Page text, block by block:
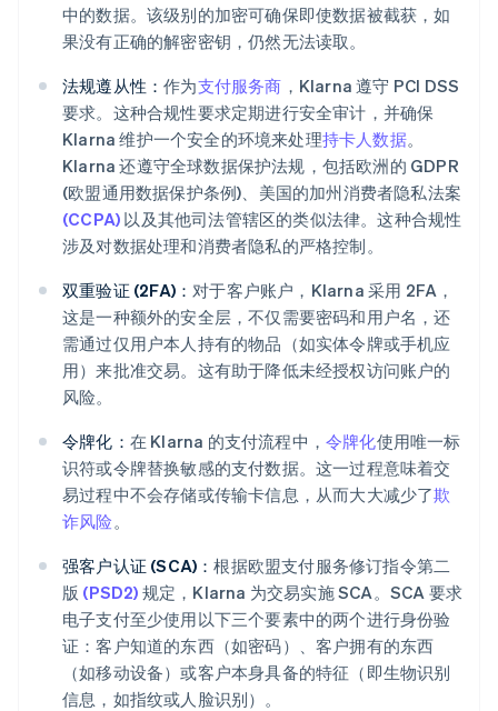
中的数据。该级别的加密可确保即使数据被截获，如
果没有正确的解密密钥，仍然无法读取。
法规遵从性：作为支付服务商 ，Klarna 遵守 PCI DSS
要求。这种合规性要求定期进行安全审计，并确保
Klarna 维护一个安全的环境来处理持卡人数据。
Klarna 还遵守全球数据保护法规，包括欧洲的 GDPR
(欧盟通用数据保护条例)、美国的加州消费者隐私法案
(CCPA) 以及其他司法管辖区的类似法律。这种合规性
涉及对数据处理和消费者隐私的严格控制。
双重验证 (2FA)： 对于客户账户，Klarna 采用 2FA，
这是一种额外的安全层，不仅需要密码和用户名，还
需通过仅用户本人持有的物品（如实体令牌或手机应
用）来批准交易。这有助于降低未经授权访问账户的
风险。
令牌化： 在 Klarna 的支付流程中，令牌化使用唯一标
识符或令牌替换敏感的支付数据。这一过程意味着交
易过程中不会存储或传输卡信息，从而大大减少了欺
诈风险 。
强客户认证 (SCA)：根据欧盟支付服务修订指令第二
版 (PSD2) 规定，Klarna 为交易实施 SCA。SCA 要求
电子支付至少使用以下三个要素中的两个进行身份验
证：客户知道的东西（如密码）、客户拥有的东西
（如移动设备）或客户本身具备的特征（即生物识别
信息，如指纹或人脸识别）。